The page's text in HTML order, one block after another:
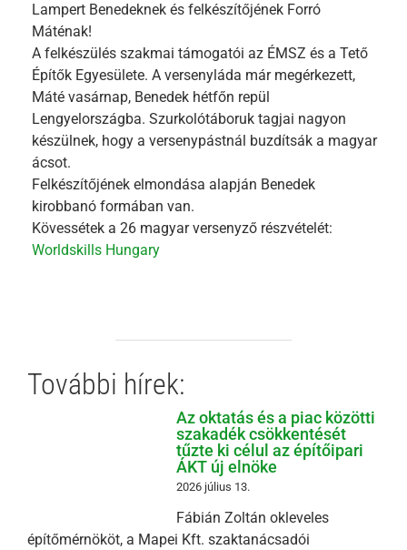
Lampert Benedeknek és felkészítőjének Forró
Máténak!
A felkészülés szakmai támogatói az ÉMSZ és a Tető
Építők Egyesülete. A versenyláda már megérkezett,
Máté vasárnap, Benedek hétfőn repül
Lengyelországba. Szurkolótáboruk tagjai nagyon
készülnek, hogy a versenypástnál buzdítsák a magyar
ácsot.
Felkészítőjének elmondása alapján Benedek
kirobbanó formában van.
Kövessétek a 26 magyar versenyző részvételét:
Worldskills Hungary
További hírek:
Az oktatás és a piac közötti
szakadék csökkentését
tűzte ki célul az építőipari
ÁKT új elnöke
2026 július 13.
Fábián Zoltán okleveles
építőmérnököt, a Mapei Kft. szaktanácsadói